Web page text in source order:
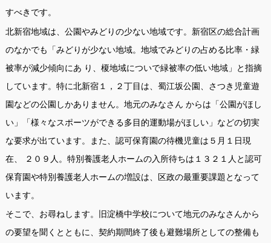
すべきです。
北新宿地域は、公園やみどりの少ない地域です。新宿区の総合計画
のなかでも「みどりが少ない地域。地域でみどりの占める比率・緑
被率が減少傾向にあ り、榎地域についで緑被率の低い地域」と指摘
しています。特に北新宿１，２丁目は、蜀江坂公園、さつき児童遊
園などの公園しかありません。地元のみなさん からは「公園がほし
い」「様々なスポーツができる多目的運動場がほしい」などの切実
な要求が出ています。また、認可保育園の待機児童は５月１日現
在、 ２０９人。特別養護老人ホームの入所待ちは１３２１人と認可
保育園や特別養護老人ホームの増設は、区政の最重要課題となって
います。
そこで、お尋ねします。旧淀橋中学校について地元のみなさんから
の要望を聞くとともに、契約期間終了後も避難場所としての整備も